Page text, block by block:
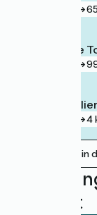
Étaples - Le
Rang-du-
4
Bahnhöfe
Touquet